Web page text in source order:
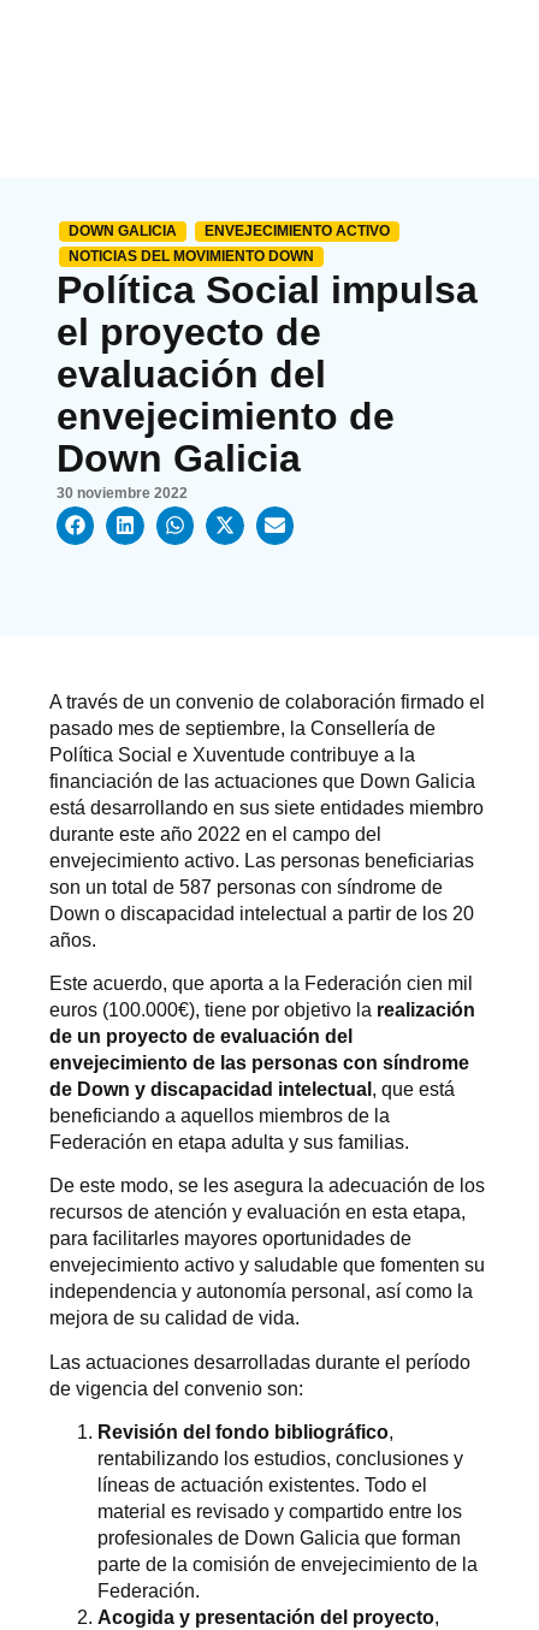
DOWN GALICIA
ENVEJECIMIENTO ACTIVO
NOTICIAS DEL MOVIMIENTO DOWN
Política Social impulsa
el proyecto de
evaluación del
envejecimiento de
Down Galicia
30 noviembre 2022
A través de un convenio de colaboración firmado el
pasado mes de septiembre, la Consellería de
Política Social e Xuventude contribuye a la
financiación de las actuaciones que Down Galicia
está desarrollando en sus siete entidades miembro
durante este año 2022 en el campo del
envejecimiento activo. Las personas beneficiarias
son un total de 587 personas con síndrome de
Down o discapacidad intelectual a partir de los 20
años.
Este acuerdo, que aporta a la Federación cien mil
euros (100.000€), tiene por objetivo la realización
de un proyecto de evaluación del
envejecimiento de las personas con síndrome
de Down y discapacidad intelectual , que está
beneficiando a aquellos miembros de la
Federación en etapa adulta y sus familias.
De este modo, se les asegura la adecuación de los
recursos de atención y evaluación en esta etapa,
para facilitarles mayores oportunidades de
envejecimiento activo y saludable que fomenten su
independencia y autonomía personal, así como la
mejora de su calidad de vida.
Las actuaciones desarrolladas durante el período
de vigencia del convenio son:
Revisión del fondo bibliográfico,
rentabilizando los estudios, conclusiones y
líneas de actuación existentes. Todo el
material es revisado y compartido entre los
profesionales de Down Galicia que forman
parte de la comisión de envejecimiento de la
Federación.
Acogida y presentación del proyecto,